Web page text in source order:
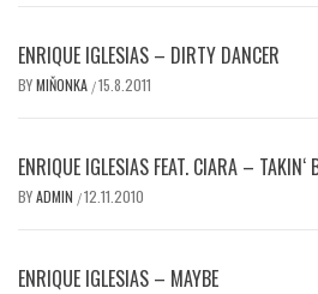
ENRIQUE IGLESIAS – DIRTY DANCER
BYMIŇONKA /15.8.2011
ENRIQUE IGLESIAS FEAT. CIARA – TAKIN‘
BYADMIN /12.11.2010
ENRIQUE IGLESIAS – MAYBE